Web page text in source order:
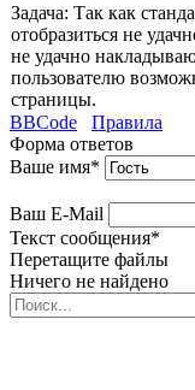
Задача: Так как
отобразиться не
не удачно
пользователю
страницы.
BBCode
Правила
Форма ответов
Ваше имя*
Ваш E-Mail
Текст сообщения*
Перетащите файлы
Ничего не найдено